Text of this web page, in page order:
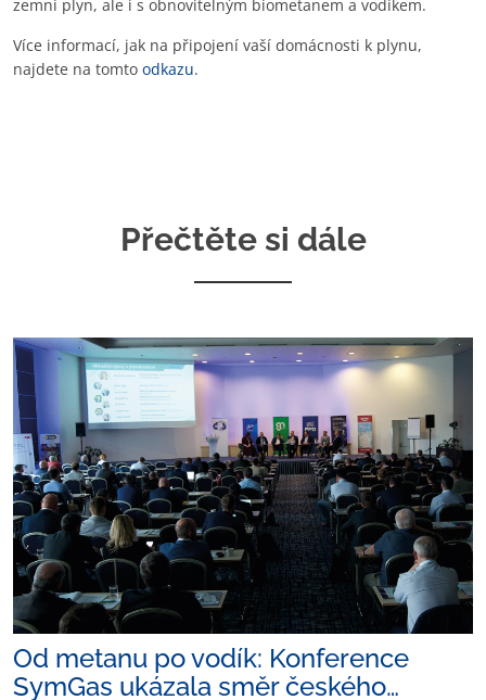
zemní plyn, ale i s obnovitelným biometanem a vodíkem.
Více informací, jak na připojení vaší domácnosti k plynu,
najdete na tomto odkazu.
Přečtěte si dále
Od metanu po vodík: Konference
SymGas ukázala směr českého…